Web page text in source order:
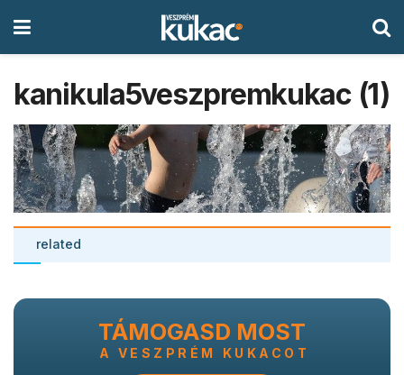
kanikula5veszpremkukac (1)
related
TÁMOGASD MOST
A VESZPRÉM KUKACOT